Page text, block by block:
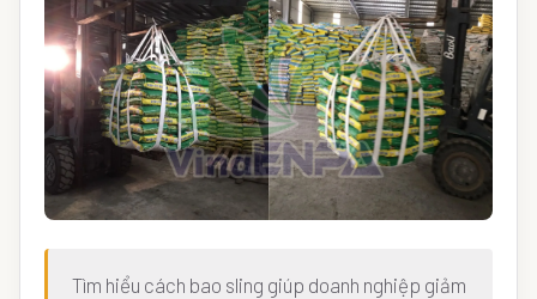
Tìm hiểu cách bao sling giúp doanh nghiệp giảm